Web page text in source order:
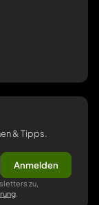
& Tipps.
Anmelden
zu,